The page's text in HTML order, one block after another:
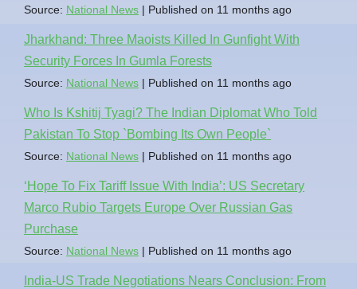
Source: National News Published on 11 months ago
Jharkhand: Three Maoists Killed In Gunfight With
Security Forces In Gumla Forests
Source: National News Published on 11 months ago
Who Is Kshitij Tyagi? The Indian Diplomat Who Told
Pakistan To Stop `Bombing Its Own People`
Source: National News Published on 11 months ago
‘Hope To Fix Tariff Issue With India’: US Secretary
Marco Rubio Targets Europe Over Russian Gas
Purchase
Source: National News Published on 11 months ago
India-US Trade Negotiations Nears Conclusion: From